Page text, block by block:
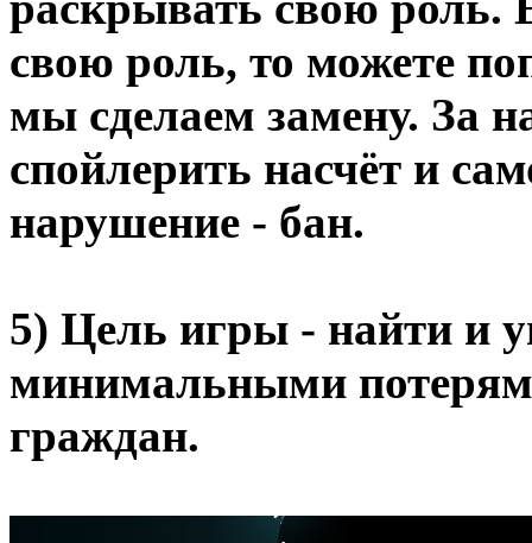
свою роль, то можете
мы сделаем замену. За
спойлерить насчёт и
нарушение - бан.
5) Цель игры - найти и
минимальными
граждан.